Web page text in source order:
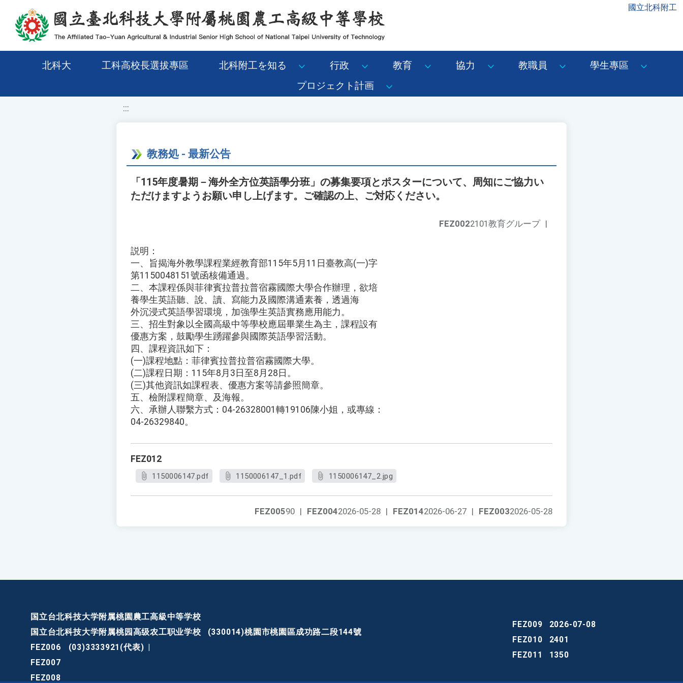
移至網頁之主要內容區位置 國立北科附工
北科大 工科高校長選拔專區 北科附工を知る 行政 教育 協力 教職員
學生專區
プロジェクト計画
:::
教務処 - 最新公告
「115年度暑期－海外全方位英語學分班」の募集要項とポスターについて、周知にご協力い
ただけますようお願い申し上げます。ご確認の上、ご対応ください。
FEZ0022101教育グループ |
説明：
一、旨揭海外教學課程業經教育部115年5月11日臺教高(一)字
第1150048151號函核備通過。
二、本課程係與菲律賓拉普拉普宿霧國際大學合作辦理，欲培
養學生英語聽、說、讀、寫能力及國際溝通素養，透過海
外沉浸式英語學習環境，加強學生英語實務應用能力。
三、招生對象以全國高級中等學校應屆畢業生為主，課程設有
優惠方案，鼓勵學生踴躍參與國際英語學習活動。
四、課程資訊如下：
(一)課程地點：菲律賓拉普拉普宿霧國際大學。
(二)課程日期：115年8月3日至8月28日。
(三)其他資訊如課程表、優惠方案等請參照簡章。
五、檢附課程簡章、及海報。
六、承辦人聯繫方式：04-26328001轉19106陳小姐，或專線：
04-26329840。
FEZ012
1150006147.pdf 1150006147_1.pdf 1150006147_2.jpg
FEZ0032026-05-28
FEZ0142026-06-27 |
FEZ0042026-05-28 |
FEZ00590 |
国立台北科技大学附属桃園農工高級中等学校
国立台北科技大学附属桃园高级农工职业学校
(330014)桃園市桃園區成功路二段144號
FEZ006
(03)3333921(代表)
FEZ007
FEZ008
FEZ009
2026-07-08
FEZ010
2401
FEZ011
1350